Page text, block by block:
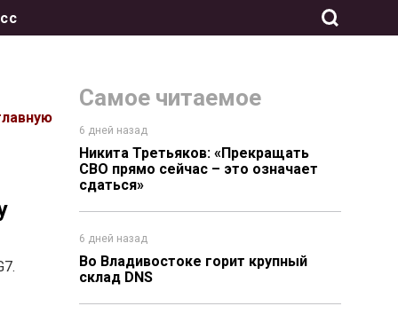
Самое читаемое
6 дней назад
Никита Третьяков: «Прекращать
СВО прямо сейчас – это означает
сдаться»
6 дней назад
Во Владивостоке горит крупный
склад DNS